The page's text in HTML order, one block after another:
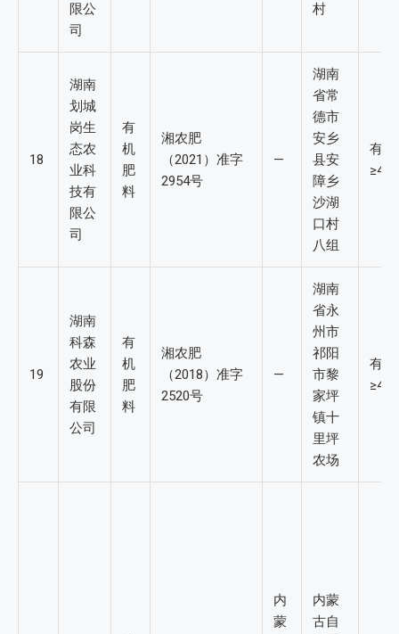
限公
司
村
18
湖南
划城
岗生
态农
业科
技有
限公
司
有
机
肥
料
湘农肥
（2021）准字
2954号
—
湖南
省常
德市
安乡
县安
障乡
沙湖
口村
八组
有机
≥4%
19
湖南
科森
农业
股份
有限
公司
有
机
肥
料
湘农肥
（2018）准字
2520号
—
湖南
省永
州市
祁阳
市黎
家坪
镇十
里坪
农场
有机
内
蒙
内蒙
古自